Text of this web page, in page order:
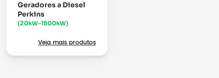
Geradores a Diesel
Perkins
(20kW-1800kW)
Veja mais produtos